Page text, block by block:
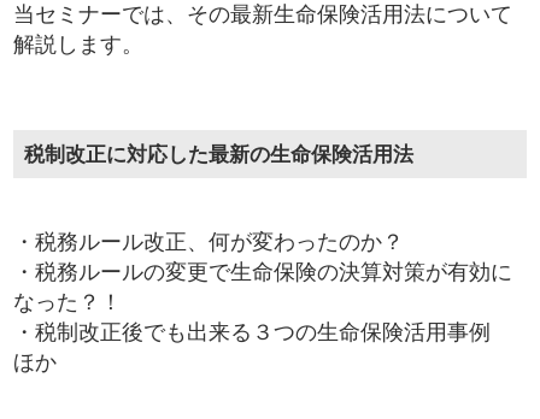
当セミナーでは、その最新生命保険活用法について
解説します。
税制改正に対応した最新の生命保険活用法
・税務ルール改正、何が変わったのか？
・税務ルールの変更で生命保険の決算対策が有効に
なった？！
・税制改正後でも出来る３つの生命保険活用事例
ほか